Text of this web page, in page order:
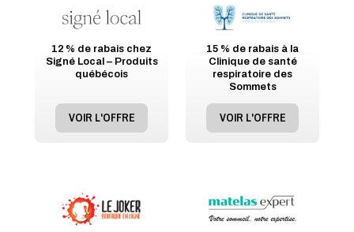
12 % de rabais chez
Signé Local – Produits
québécois
VOIR L'OFFRE
15 % de rabais à la
Clinique de santé
respiratoire des
Sommets
VOIR L'OFFRE